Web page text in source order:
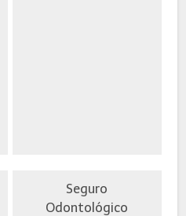
Seguro
Odontológico